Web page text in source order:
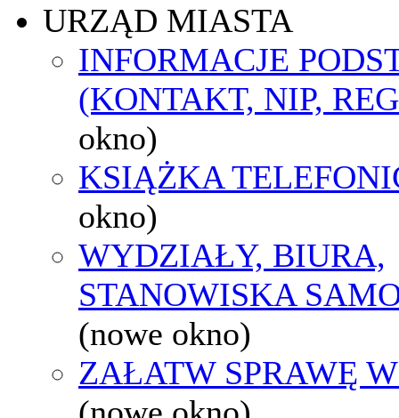
URZĄD MIASTA
INFORMACJE
(KONTAKT, NIP,
okno)
KSIĄŻKA
okno)
WYDZIAŁY, BIURA,
STANOWISKA
(nowe okno)
ZAŁATW SPRAWĘ